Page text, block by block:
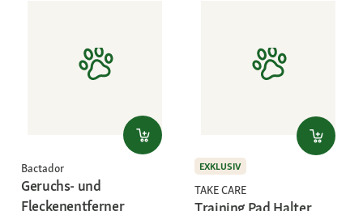
Bactador
Geruchs- und
Fleckenentferner
EXKLUSIV
TAKE CARE
Training Pad Halter